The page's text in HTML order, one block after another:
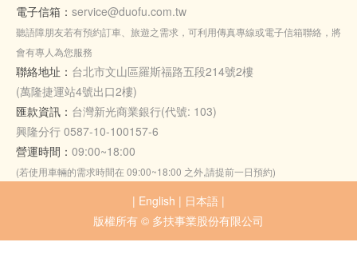
電子信箱： service@duofu.com.tw
聽語障朋友若有預約訂車、旅遊之需求，可利用傳真專線或電子信箱聯絡，將
會有專人為您服務
聯絡地址： 台北市文山區羅斯福路五段214號2樓
(萬隆捷運站4號出口2樓)
匯款資訊： 台灣新光商業銀行(代號: 103)
興隆分行 0587-10-100157-6
營運時間： 09:00~18:00
(若使用車輛的需求時間在 09:00~18:00 之外,請提前一日預約)
| English | 日本語 |
版權所有 © 多扶事業股份有限公司